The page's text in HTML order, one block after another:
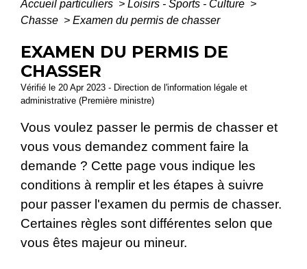
Accueil particuliers > Loisirs - Sports - Culture >
Chasse > Examen du permis de chasser
EXAMEN DU PERMIS DE
CHASSER
Vérifié le 20 Apr 2023 - Direction de l'information légale et
administrative (Première ministre)
Vous voulez passer le permis de chasser et
vous vous demandez comment faire la
demande ? Cette page vous indique les
conditions à remplir et les étapes à suivre
pour passer l'examen du permis de chasser.
Certaines règles sont différentes selon que
vous êtes majeur ou mineur.